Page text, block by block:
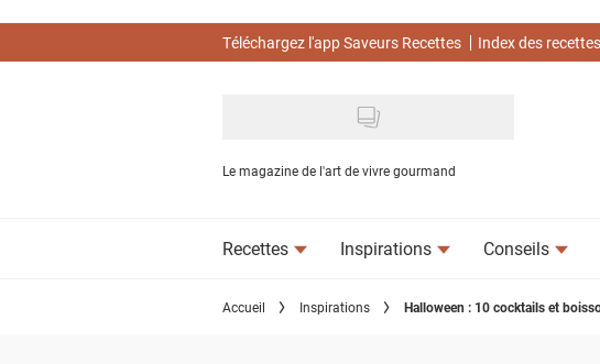
Téléchargez l'app Saveurs Recettes Index des recettes
Le magazine de l'art de vivre gourmand
Recettes Inspirations Conseils
Accueil Inspirations Halloween : 10 cocktails et